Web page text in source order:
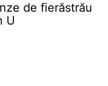
de fierăstrău
U